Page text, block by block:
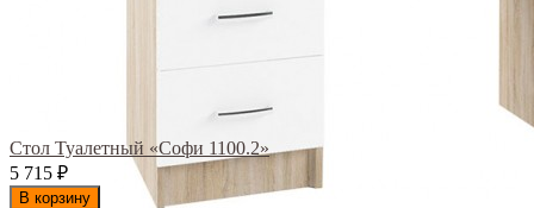
Стол Туалетный «Софи 1100.2»
5 715 ₽
В корзину